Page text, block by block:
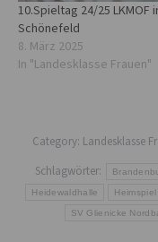
10.Spieltag 24/25 LKMOF
Schönefeld
8. März 2025
In "Landesklasse Frauen"
Category: Landesklasse
Schlagwörter:
Heidewaldhalle Heimspiel
SV Glienicke